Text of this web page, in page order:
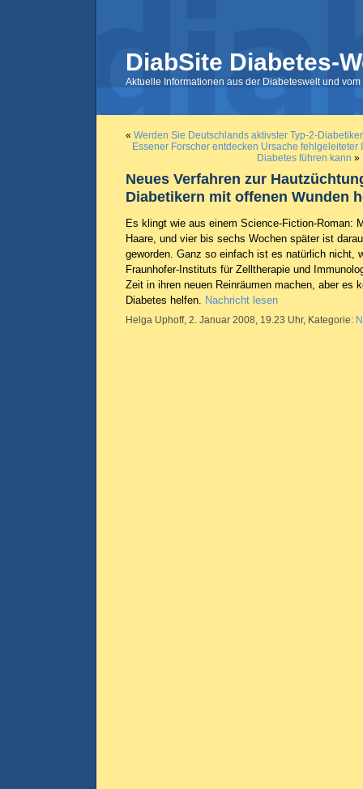
DiabSite Diabetes-
Aktuelle Informationen aus der Diabeteswelt und
« Werden Sie Deutschlands aktivster Typ-2-
Essener Forscher entdecken Ursache fehlgeleiteter
Diabetes führen kann »
Neues Verfahren zur
Diabetikern mit offenen Wunden
Es klingt wie aus einem Science-Fiction-Roman:
Haare, und vier bis sechs Wochen später ist
geworden. Ganz so einfach ist es natürlich nicht,
Fraunhofer-Instituts für Zelltherapie und
Zeit in ihren neuen Reinräumen machen, aber es
Diabetes helfen. Nachricht lesen
Helga Uphoff, 2. Januar 2008, 19.23 Uhr, Kategorie: